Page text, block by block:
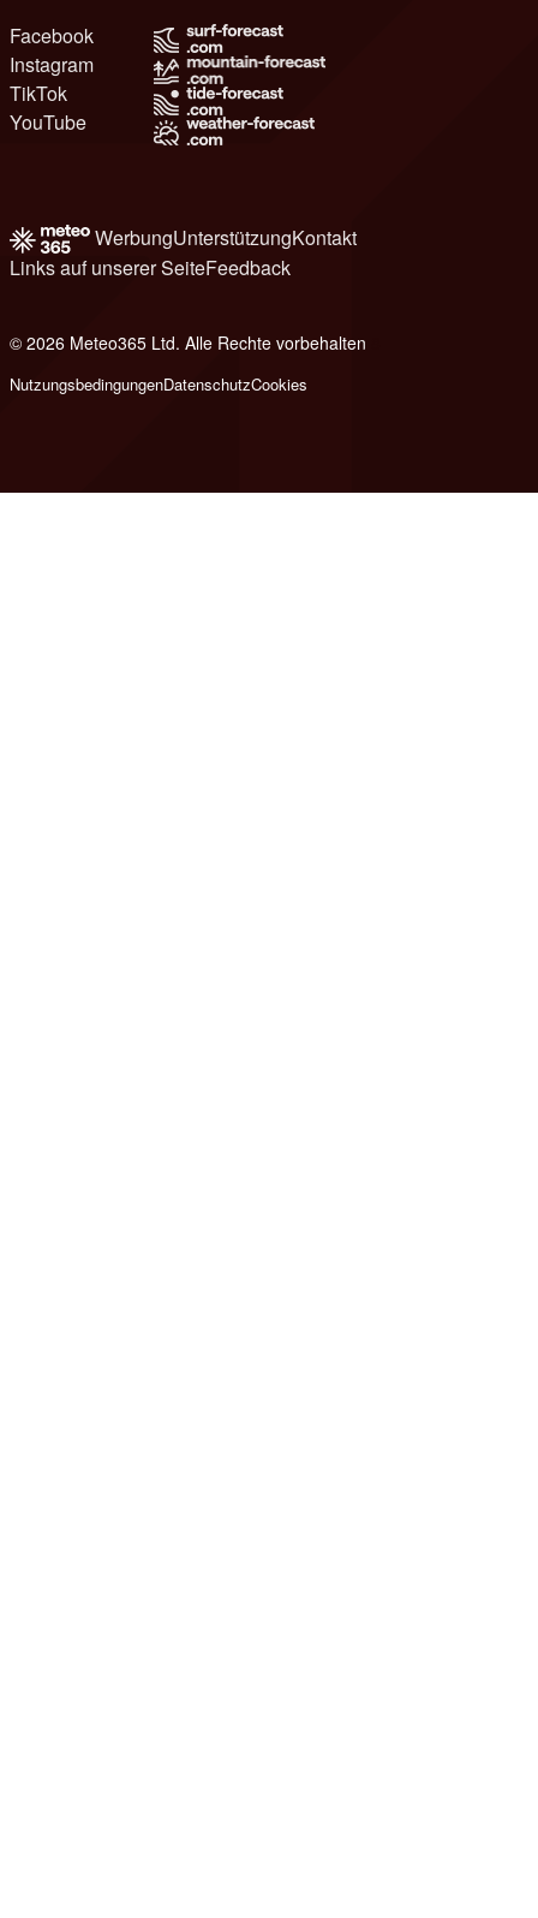
Facebook
Instagram
TikTok
YouTube
WerbungUnterstützungKontakt
Links auf unserer SeiteFeedback
© 2026 Meteo365 Ltd. Alle Rechte vorbehalten
NutzungsbedingungenDatenschutzCookies